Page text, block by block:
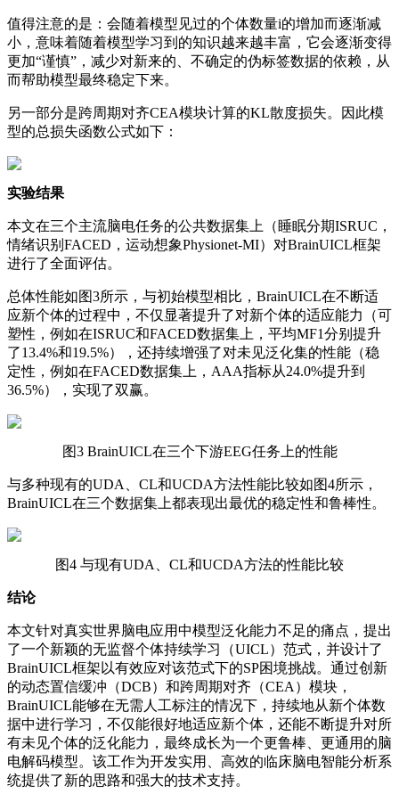
值得注意的是：会随着模型见过的个体数量i的增加而逐渐减
小，意味着随着模型学习到的知识越来越丰富，它会逐渐变得
更加“谨慎”，减少对新来的、不确定的伪标签数据的依赖，从
而帮助模型最终稳定下来。
另一部分是跨周期对齐CEA模块计算的KL散度损失。因此模
型的总损失函数公式如下：
实验结果
本文在三个主流脑电任务的公共数据集上（睡眠分期ISRUC，
情绪识别FACED，运动想象Physionet-MI）对BrainUICL框架
进行了全面评估。
总体性能如图3所示，与初始模型相比，BrainUICL在不断适
应新个体的过程中，不仅显著提升了对新个体的适应能力（可
塑性，例如在ISRUC和FACED数据集上，平均MF1分别提升
了13.4%和19.5%），还持续增强了对未见泛化集的性能（稳
定性，例如在FACED数据集上，AAA指标从24.0%提升到
36.5%），实现了双赢。
图3 BrainUICL在三个下游EEG任务上的性能
与多种现有的UDA、CL和UCDA方法性能比较如图4所示，
BrainUICL在三个数据集上都表现出最优的稳定性和鲁棒性。
图4 与现有UDA、CL和UCDA方法的性能比较
结论
本文针对真实世界脑电应用中模型泛化能力不足的痛点，提出
了一个新颖的无监督个体持续学习（UICL）范式，并设计了
BrainUICL框架以有效应对该范式下的SP困境挑战。通过创新
的动态置信缓冲（DCB）和跨周期对齐（CEA）模块，
BrainUICL能够在无需人工标注的情况下，持续地从新个体数
据中进行学习，不仅能很好地适应新个体，还能不断提升对所
有未见个体的泛化能力，最终成长为一个更鲁棒、更通用的脑
电解码模型。该工作为开发实用、高效的临床脑电智能分析系
统提供了新的思路和强大的技术支持。